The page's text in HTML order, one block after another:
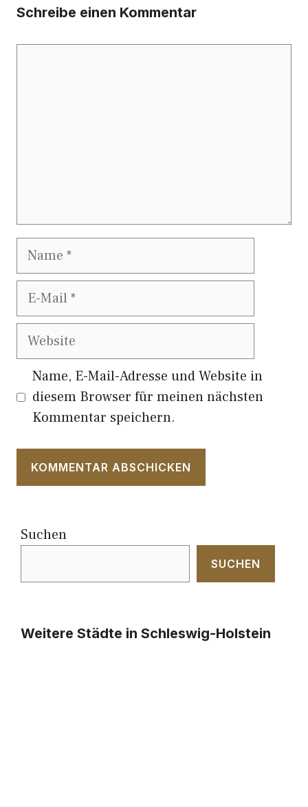
Schreibe einen Kommentar
Name
E-
Website
Name, E-Mail-Adresse und Website in
diesem Browser für meinen nächsten
Kommentar speichern.
Suchen
SUCHEN
Weitere Städte in Schleswig-Holstein